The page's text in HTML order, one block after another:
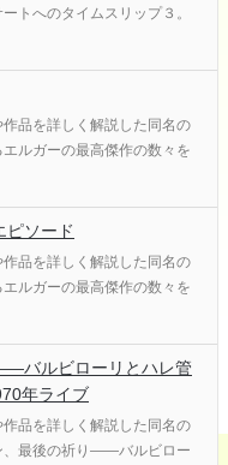
トへのタイムスリップ３。
品を詳しく解説した同名の
ルガーの最高傑作の数々を
ピソード
品を詳しく解説した同名の
ルガーの最高傑作の数々を
バルビローリとハレ管
年ライブ
品を詳しく解説した同名の
、最後の祈り――バルビロー